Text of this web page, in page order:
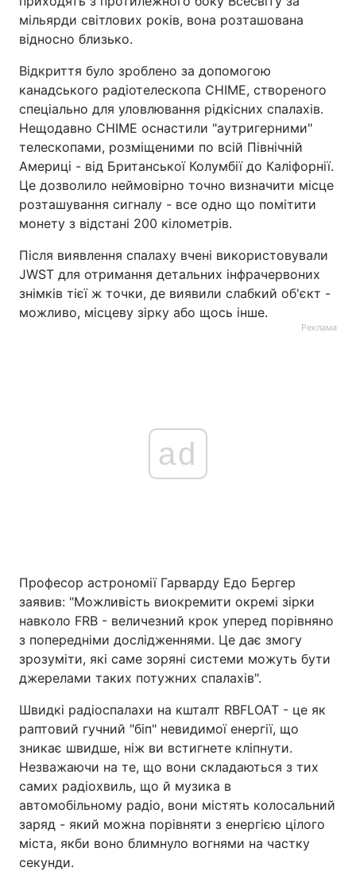
мільярди світлових років, вона розташована
відносно близько.
Відкриття було зроблено за допомогою
канадського радіотелескопа CHIME, створеного
спеціально для уловлювання рідкісних спалахів.
Нещодавно CHIME оснастили "аутригерними"
телескопами, розміщеними по всій Північній
Америці - від Британської Колумбії до Каліфорнії.
Це дозволило неймовірно точно визначити місце
розташування сигналу - все одно що помітити
монету з відстані 200 кілометрів.
Після виявлення спалаху вчені використовували
JWST для отримання детальних інфрачервоних
знімків тієї ж точки, де виявили слабкий об'єкт -
можливо, місцеву зірку або щось інше.
Реклама
ad
Професор астрономії Гарварду Едо Бергер
заявив: "Можливість виокремити окремі зірки
навколо FRB - величезний крок уперед порівняно
з попередніми дослідженнями. Це дає змогу
зрозуміти, які саме зоряні системи можуть бути
джерелами таких потужних спалахів".
Швидкі радіоспалахи на кшталт RBFLOAT - це як
раптовий гучний "біп" невидимої енергії, що
зникає швидше, ніж ви встигнете кліпнути.
Незважаючи на те, що вони складаються з тих
самих радіохвиль, що й музика в
автомобільному радіо, вони містять колосальний
заряд - який можна порівняти з енергією цілого
міста, якби воно блимнуло вогнями на частку
секунди.